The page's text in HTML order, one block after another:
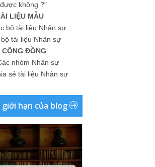
không ?"
LIỆU MẪU
bộ tài liệu Nhân sự
tài liệu Nhân sự
ĐỒNG
nhóm Nhân sự
sẻ tài liệu Nhân sự
hạn của blog